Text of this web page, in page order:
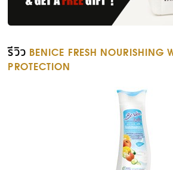
รีวิว BENICE FRESH NOURISHING
PROTECTION